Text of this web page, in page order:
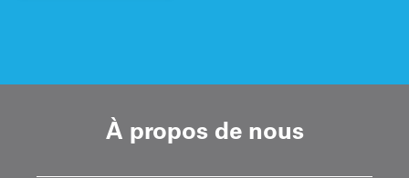
À propos de nous